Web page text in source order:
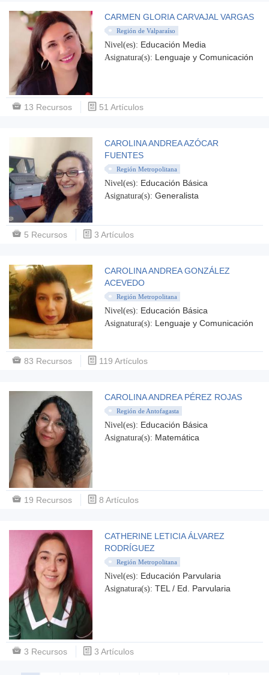
CARMEN GLORIA CARVAJAL VARGAS
Región de Valparaíso
Nivel(es): Educación Media
Asignatura(s): Lenguaje y Comunicación
13 Recursos 51 Artículos
CAROLINA ANDREA AZÓCAR
FUENTES
Región Metropolitana
Nivel(es): Educación Básica
Asignatura(s): Generalista
5 Recursos 3 Artículos
CAROLINA ANDREA GONZÁLEZ
ACEVEDO
Región Metropolitana
Nivel(es): Educación Básica
Asignatura(s): Lenguaje y Comunicación
83 Recursos 119 Artículos
CAROLINA ANDREA PÉREZ ROJAS
Región de Antofagasta
Nivel(es): Educación Básica
Asignatura(s): Matemática
19 Recursos 8 Artículos
CATHERINE LETICIA ÁLVAREZ
RODRÍGUEZ
Región Metropolitana
Nivel(es): Educación Parvularia
Asignatura(s): TEL / Ed. Parvularia
3 Recursos 3 Artículos